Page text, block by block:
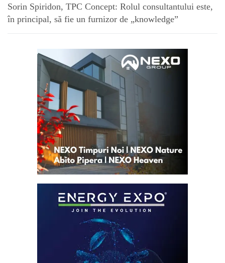
Sorin Spiridon, TPC Concept: Rolul consultantului este,
în principal, să fie un furnizor de „knowledge”